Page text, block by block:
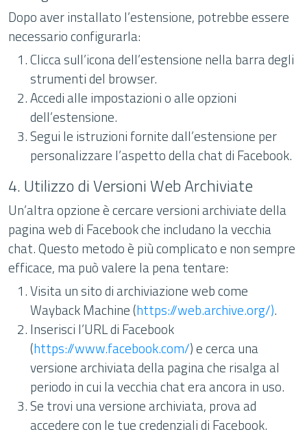
Dopo aver installato l’estensione, potrebbe essere
necessario configurarla:
Clicca sull’icona dell’estensione nella barra degli
strumenti del browser.
Accedi alle impostazioni o alle opzioni
dell’estensione.
Segui le istruzioni fornite dall’estensione per
personalizzare l’aspetto della chat di Facebook.
4. Utilizzo di Versioni Web Archiviate
Un’altra opzione è cercare versioni archiviate della
pagina web di Facebook che includano la vecchia
chat. Questo metodo è più complicato e non sempre
efficace, ma può valere la pena tentare:
Visita un sito di archiviazione web come
Wayback Machine (https://web.archive.org/).
Inserisci l’URL di Facebook
(https://www.facebook.com/) e cerca una
versione archiviata della pagina che risalga al
periodo in cui la vecchia chat era ancora in uso.
Se trovi una versione archiviata, prova ad
accedere con le tue credenziali di Facebook.